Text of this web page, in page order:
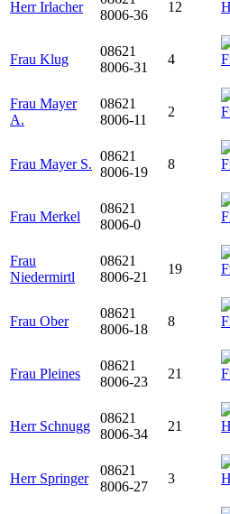
Herr Irlacher
8006-36
12
Frau Klug
08621
8006-31
4
Frau Mayer
A.
08621
8006-11
2
Frau Mayer S.
08621
8006-19
8
Frau Merkel
08621
8006-0
Frau
Niedermirtl
08621
8006-21
19
Frau Ober
08621
8006-18
8
Frau Pleines
08621
8006-23
21
Herr Schnugg
08621
8006-34
21
Herr Springer
08621
8006-27
3